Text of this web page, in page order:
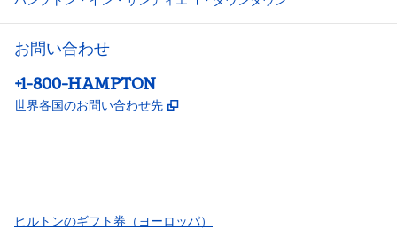
お問い合わせ
電話：
+1-800-HAMPTON
世界各国のお問い合わせ先 ,
ヒルトンのギフト券（ヨーロッパ）